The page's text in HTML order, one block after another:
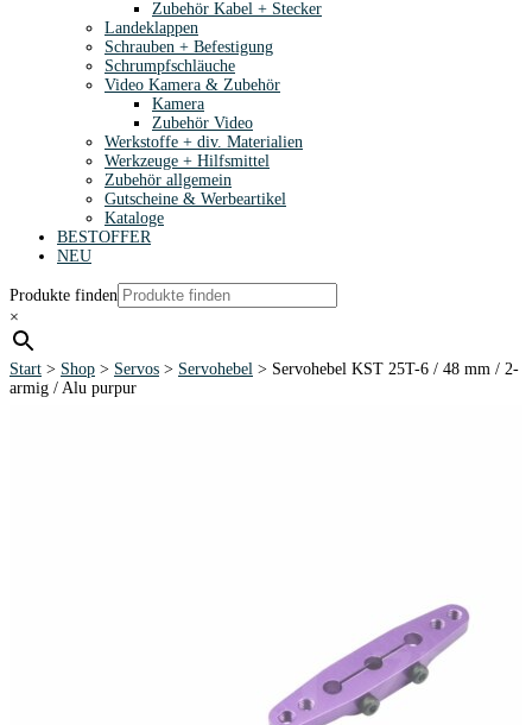
Zubehör Kabel + Stecker
Landeklappen
Schrauben + Befestigung
Schrumpfschläuche
Video Kamera & Zubehör
Kamera
Zubehör Video
Werkstoffe + div. Materialien
Werkzeuge + Hilfsmittel
Zubehör allgemein
Gutscheine & Werbeartikel
Kataloge
BESTOFFER
NEU
Produkte finden
×
Start > Shop > Servos > Servohebel > Servohebel KST 25T-6 / 48 mm / 2-
armig / Alu purpur